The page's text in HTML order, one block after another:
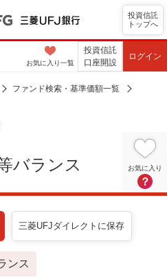
投資信託
トップへ
お気に入り一覧
投資信託
口座開設
ログイン
ファンド検索・基準価額一覧
お気に入り
？
バランス
三菱UFJダイレクトに保存
ンス